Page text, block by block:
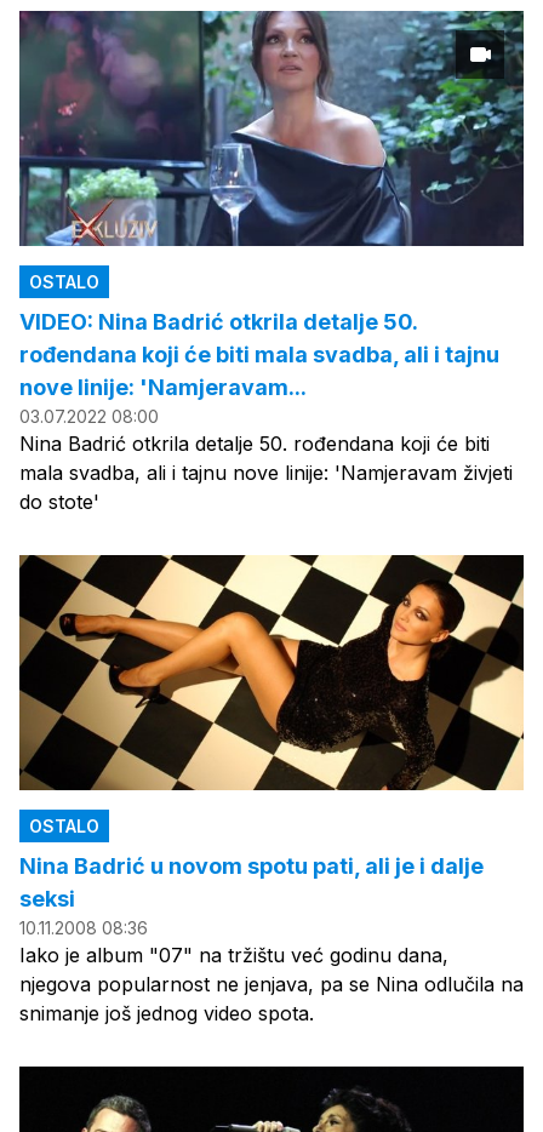
OSTALO
VIDEO: Nina Badrić otkrila detalje 50.
rođendana koji će biti mala svadba, ali i tajnu
nove linije: 'Namjeravam...
03.07.2022 08:00
Nina Badrić otkrila detalje 50. rođendana koji će biti
mala svadba, ali i tajnu nove linije: 'Namjeravam živjeti
do stote'
OSTALO
Nina Badrić u novom spotu pati, ali je i dalje
seksi
10.11.2008 08:36
Iako je album "07" na tržištu već godinu dana,
njegova popularnost ne jenjava, pa se Nina odlučila na
snimanje još jednog video spota.